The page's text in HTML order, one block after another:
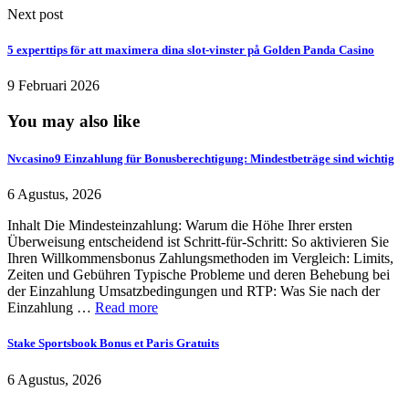
Next post
5 experttips för att maximera dina slot‑vinster på Golden Panda Casino
9 Februari 2026
You may also like
Nvcasino9 Einzahlung für Bonusberechtigung: Mindestbeträge sind wichtig
6 Agustus, 2026
Inhalt Die Mindesteinzahlung: Warum die Höhe Ihrer ersten
Überweisung entscheidend ist Schritt-für-Schritt: So aktivieren Sie
Ihren Willkommensbonus Zahlungsmethoden im Vergleich: Limits,
Zeiten und Gebühren Typische Probleme und deren Behebung bei
der Einzahlung Umsatzbedingungen und RTP: Was Sie nach der
Einzahlung … Read more
Stake Sportsbook Bonus et Paris Gratuits
6 Agustus, 2026